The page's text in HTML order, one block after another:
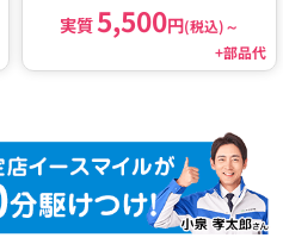
実質5,500円(税込)～
+部品代